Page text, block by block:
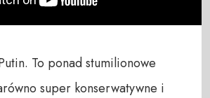
To ponad stumilionowe
super konserwatywne i